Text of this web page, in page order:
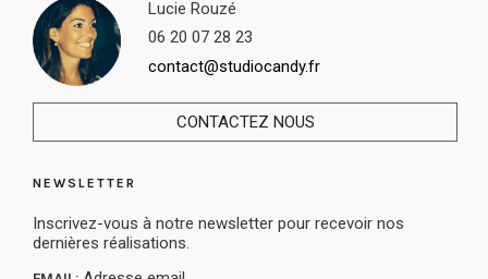
Lucie Rouzé
06 20 07 28 23
contact@studiocandy.fr
CONTACTEZ NOUS
NEWSLETTER
Inscrivez-vous à notre newsletter pour recevoir nos
dernières réalisations.